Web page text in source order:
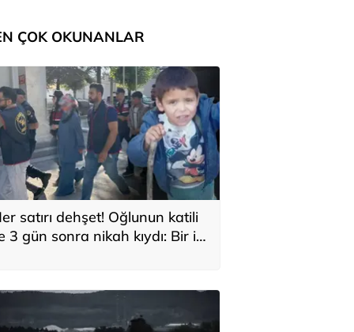
ÇOK OKUNANLAR
satırı dehşet! Oğlunun katili
3 gün sonra nikah kıydı: Bir iki